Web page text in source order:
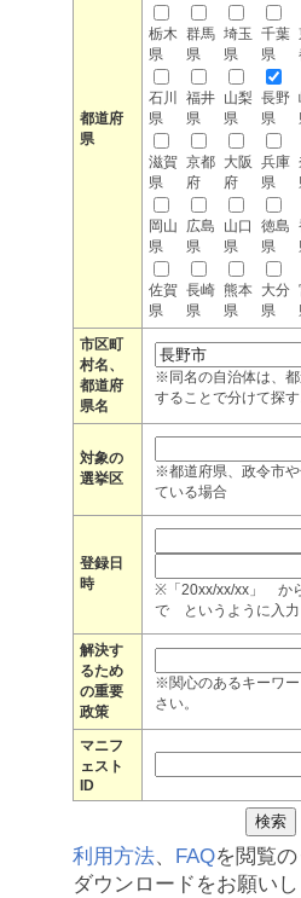
都道府
県
栃木
県
群馬
県
埼玉
県
千葉
県
石川
県
福井
県
山梨
県
長野
県
滋賀
県
京都
府
大阪
府
兵庫
県
岡山
県
広島
県
山口
県
徳島
県
佐賀
県
長崎
県
熊本
県
大分
県
市区町
村名、
都道府
県名
※同名の自治体は、
することで分けて探す
対象の
選挙区
※都道府県、政令市
ている場合
登録日
時
※「20xx/xx/xx」 か
で というように入力
解決す
るため
の重要
政策
※関心のあるキーワ
さい。
マニフ
ェスト
ID
利用方法、 FAQを閲覧の
ダウンロードをお願いし